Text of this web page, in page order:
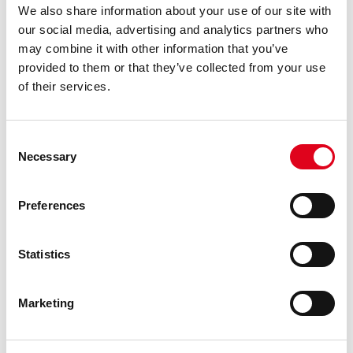
We also share information about your use of our site with
our social media, advertising and analytics partners who
may combine it with other information that you’ve
provided to them or that they’ve collected from your use
of their services.
Selection
Necessary
Preferences
Statistics
Marketing
LLEGEIX